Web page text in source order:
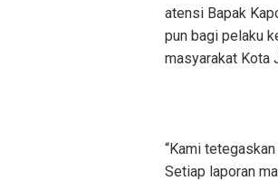
atensi Bapak
pun bagi pelaku
masyarakat Kota
‎“Kami
Setiap laporan